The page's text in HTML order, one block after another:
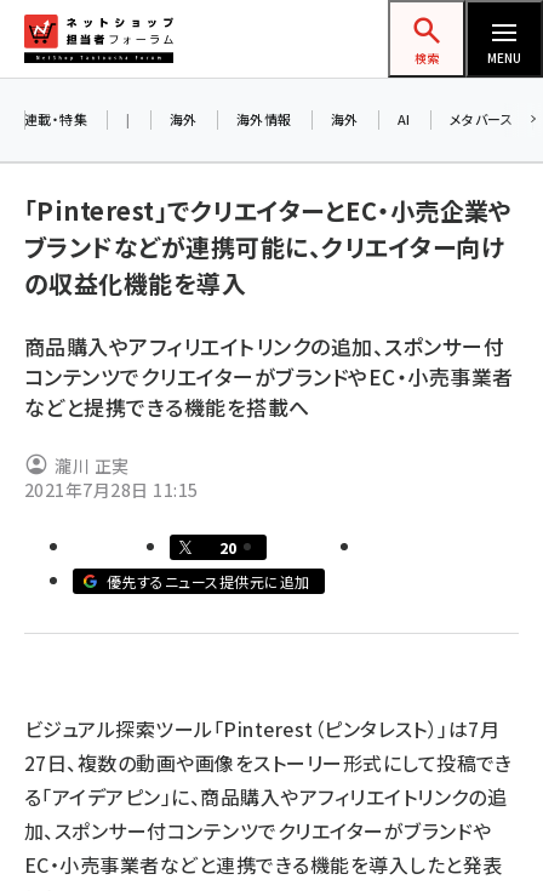
ン
ネットショップ担当者フォーラム
検索 MENU
amazon (2259)
楽天 (1874)
ecbeing (1211)
アスクル (1122)
base (1083)
ビィ・フォアード (778)
revico (744)
連載・特集 | 海外 海外情報 海外 AI メタバース
「Pinterest」でクリエイターとEC・小売企業や
ブランドなどが連携可能に、クリエイター向け
の収益化機能を導入
商品購入やアフィリエイトリンクの追加、スポンサー付
コンテンツでクリエイターがブランドやEC・小売事業者
などと提携できる機能を搭載へ
瀧川 正実
2021年7月28日 11:15
20
優先するニュース提供元に追加
ビジュアル探索ツール「Pinterest（ピンタレスト）」は7月
27日、複数の動画や画像をストーリー形式にして投稿でき
る「アイデアピン」に、商品購入やアフィリエイトリンクの追
加、スポンサー付コンテンツでクリエイターがブランドや
EC・小売事業者などと連携できる機能を導入したと発表
お知ら
AIが
アル
交流
参加